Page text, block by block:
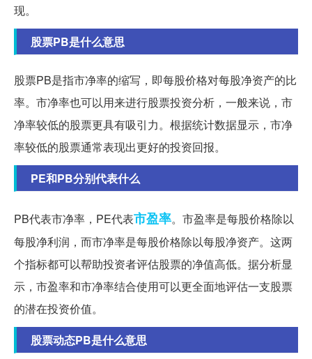
现。
股票PB是什么意思
股票PB是指市净率的缩写，即每股价格对每股净资产的比
率。市净率也可以用来进行股票投资分析，一般来说，市
净率较低的股票更具有吸引力。根据统计数据显示，市净
率较低的股票通常表现出更好的投资回报。
PE和PB分别代表什么
PB代表市净率，PE代表市盈率。市盈率是每股价格除以
每股净利润，而市净率是每股价格除以每股净资产。这两
个指标都可以帮助投资者评估股票的净值高低。据分析显
示，市盈率和市净率结合使用可以更全面地评估一支股票
的潜在投资价值。
股票动态PB是什么意思